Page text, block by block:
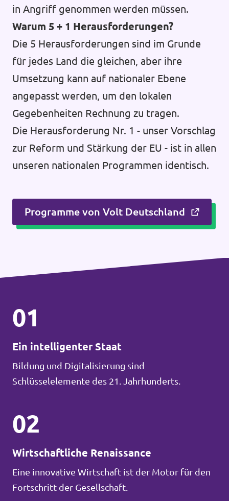
in Angriff genommen werden müssen.
Warum 5 + 1 Herausforderungen?
Die 5 Herausforderungen sind im Grunde
für jedes Land die gleichen, aber ihre
Umsetzung kann auf nationaler Ebene
angepasst werden, um den lokalen
Gegebenheiten Rechnung zu tragen.
Die Herausforderung Nr. 1 - unser Vorschlag
zur Reform und Stärkung der EU - ist in allen
unseren nationalen Programmen identisch.
Programme von Volt Deutschland
01
Ein intelligenter Staat
Bildung und Digitalisierung sind
Schlüsselelemente des 21. Jahrhunderts.
02
Wirtschaftliche Renaissance
Eine innovative Wirtschaft ist der Motor für den
Fortschritt der Gesellschaft.